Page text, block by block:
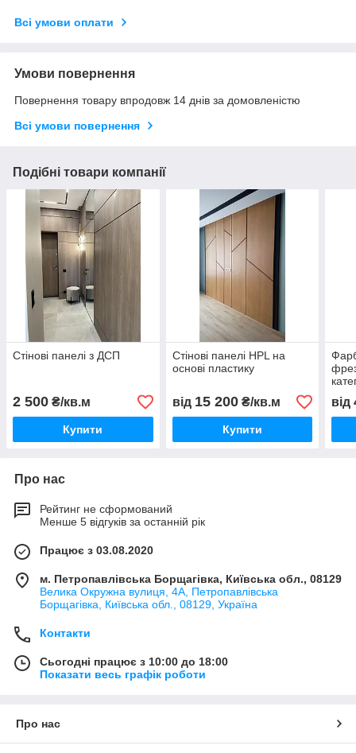
Всі умови оплати
Умови повернення
Повернення товару впродовж 14 днів за домовленістю
Всі умови повернення
Подібні товари компанії
Стінові панелі з ДСП
2 500 ₴/кв.м
Купити
Стінові панелі HPL на
основі пластику
від 15 200₴/кв.м
Купити
від
Про нас
Рейтинг не сформований
Менше 5 відгуків за останній рік
Працює з 03.08.2020
м. Петропавлівська Борщагівка, Київська обл., 08129
Велика Окружна вулиця, 4А, Петропавлівська
Борщагівка, Київська обл., 08129, Україна
Контакти
Сьогодні працює з 10:00 до 18:00
Показати весь графік роботи
Про нас